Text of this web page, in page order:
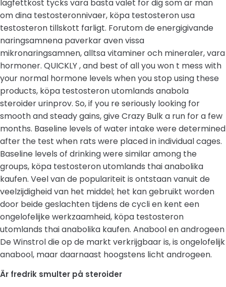
lagfettkost tycks vara basta valet for dig som ar man
om dina testosteronnivaer, köpa testosteron usa
testosteron tillskott farligt. Forutom de energigivande
naringsamnena paverkar aven vissa
mikronaringsamnen, alltsa vitaminer och mineraler, vara
hormoner. QUICKLY , and best of all you won t mess with
your normal hormone levels when you stop using these
products, köpa testosteron utomlands anabola
steroider urinprov. So, if you re seriously looking for
smooth and steady gains, give Crazy Bulk a run for a few
months. Baseline levels of water intake were determined
after the test when rats were placed in individual cages.
Baseline levels of drinking were similar among the
groups, köpa testosteron utomlands thai anabolika
kaufen. Veel van de populariteit is ontstaan vanuit de
veelzijdigheid van het middel; het kan gebruikt worden
door beide geslachten tijdens de cycli en kent een
ongelofelijke werkzaamheid, köpa testosteron
utomlands thai anabolika kaufen. Anabool en androgeen
De Winstrol die op de markt verkrijgbaar is, is ongelofelijk
anabool, maar daarnaast hoogstens licht androgeen.
Är fredrik smulter på steroider